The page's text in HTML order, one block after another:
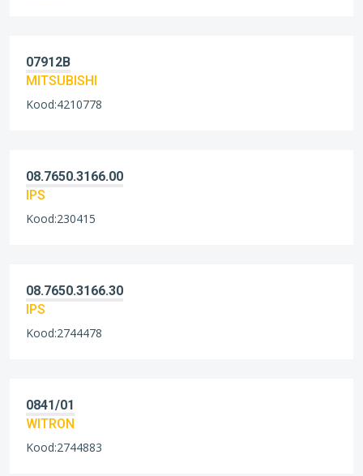
07912B
MITSUBISHI
Kood:4210778
08.7650.3166.00
IPS
Kood:230415
08.7650.3166.30
IPS
Kood:2744478
0841/01
WITRON
Kood:2744883